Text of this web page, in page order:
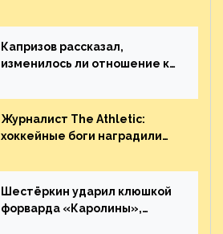
Плохая работа, ESPN
Капризов рассказал,
изменилось ли отношение к
Украине
Журналист The Athletic:
хоккейные боги наградили
великолепную игру
Шестёркин ударил клюшкой
форварда «Каролины»,